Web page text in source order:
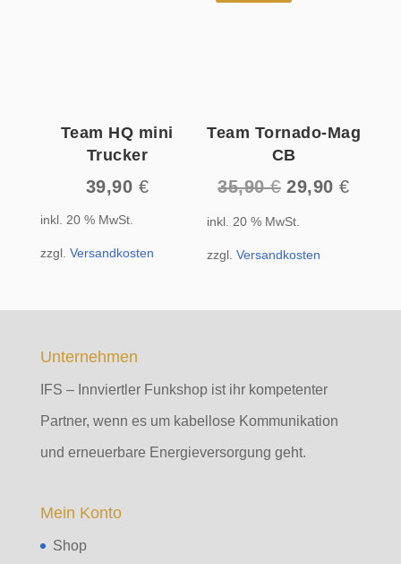
Team HQ mini
Trucker
39,90 €
inkl. 20 % MwSt.
zzgl. Versandkosten
Team Tornado-Mag
CB
35,90€
war:
35,90 €
29,90€
inkl. 20 % MwSt.
zzgl.Versandkosten
Unternehmen
IFS – Innviertler Funkshop ist ihr kompetenter
Partner, wenn es um kabellose Kommunikation
und erneuerbare Energieversorgung geht.
Mein Konto
Shop